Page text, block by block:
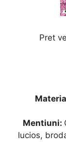
Pret
Mentiuni:
lucios,